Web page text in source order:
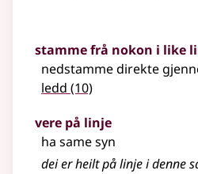
stamme frå nokon i like
nedstamme direkte
ledd (10)
vere på linje
ha same syn
dei er heilt på linje i denne